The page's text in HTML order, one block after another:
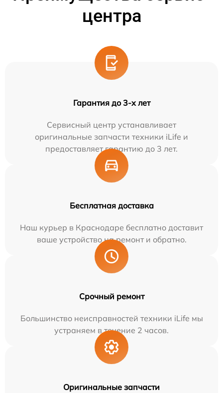
центра
Гарантия до 3-х лет
Сервисный центр устанавливает
оригинальные запчасти техники iLife и
предоставляет гарантию до 3 лет.
Бесплатная доставка
Наш курьер в Краснодаре бесплатно доставит
ваше устройство на ремонт и обратно.
Срочный ремонт
Большинство неисправностей техники iLife мы
устраняем в течение 2 часов.
Оригинальные запчасти